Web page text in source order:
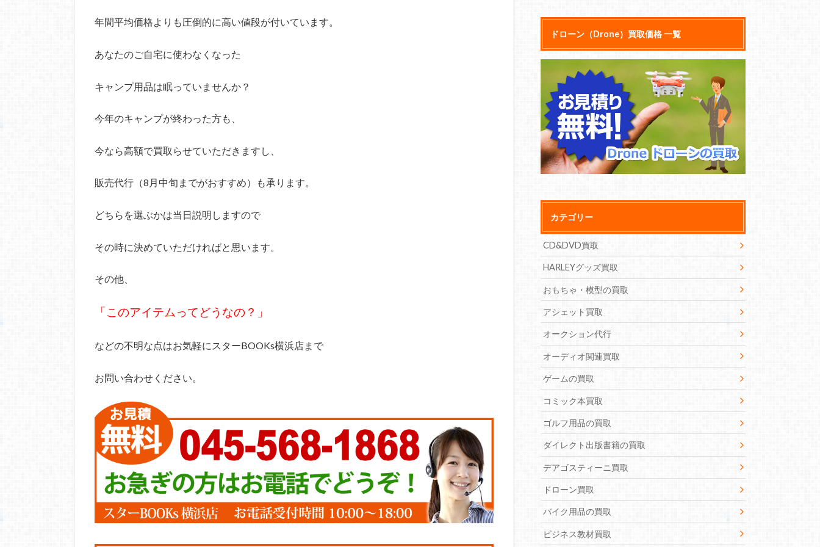
年間平均価格よりも圧倒的に高い値段が付いています。
あなたのご自宅に使わなくなった
キャンプ用品は眠っていませんか？
今年のキャンプが終わった方も、
今なら高額で買取らせていただきますし、
販売代行（8月中旬までがおすすめ）も承ります。
どちらを選ぶかは当日説明しますので
その時に決めていただければと思います。
その他、
「このアイテムってどうなの？」
などの不明な点はお気軽に スターBOOKs横浜店まで
お問い合わせください。
ドローン（Drone）買取価格 一覧
カテゴリー
CD&DVD買取
HARLEYグッズ買取
おもちゃ・模型の買取
アシェット買取
オークション代行
オーディオ関連買取
ゲームの買取
コミック本買取
ゴルフ用品の買取
ダイレクト出版書籍の買取
デアゴスティーニ買取
ドローン買取
バイク用品の買取
ビジネス教材買取